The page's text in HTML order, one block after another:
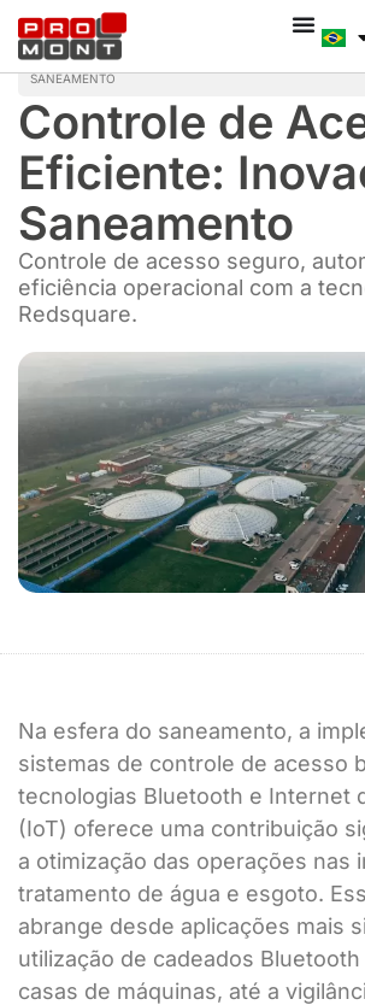
SANEAMENTO
Controle de
Eficiente:
Saneamento
Controle de acesso seguro,
eficiência operacional com a
Redsquare.
Na esfera do saneamento, a
sistemas de controle de acesso
tecnologias Bluetooth e Internet
(IoT) oferece uma contribuição
a otimização das operações nas
tratamento de água e esgoto.
abrange desde aplicações mais
utilização de cadeados
casas de máquinas, até a